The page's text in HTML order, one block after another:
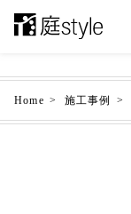
Home 施工事例